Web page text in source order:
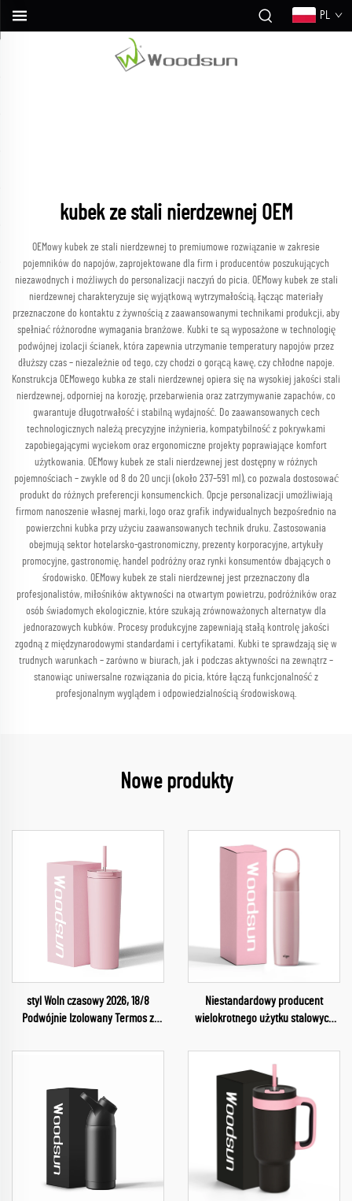
PL
kubek ze stali nierdzewnej OEM
OEMowy kubek ze stali nierdzewnej to premiumowe rozwiązanie w zakresie
pojemników do napojów, zaprojektowane dla firm i producentów poszukujących
niezawodnych i możliwych do personalizacji naczyń do picia. OEMowy kubek ze stali
nierdzewnej charakteryzuje się wyjątkową wytrzymałością, łącząc materiały
przeznaczone do kontaktu z żywnością z zaawansowanymi technikami produkcji, aby
spełniać różnorodne wymagania branżowe. Kubki te są wyposażone w technologię
podwójnej izolacji ścianek, która zapewnia utrzymanie temperatury napojów przez
dłuższy czas – niezależnie od tego, czy chodzi o gorącą kawę, czy chłodne napoje.
Konstrukcja OEMowego kubka ze stali nierdzewnej opiera się na wysokiej jakości stali
nierdzewnej, odporniej na korozję, przebarwienia oraz zatrzymywanie zapachów, co
gwarantuje długotrwałość i stabilną wydajność. Do zaawansowanych cech
technologicznych należą precyzyjne inżynieria, kompatybilność z pokrywkami
zapobiegającymi wyciekom oraz ergonomiczne projekty poprawiające komfort
użytkowania. OEMowy kubek ze stali nierdzewnej jest dostępny w różnych
pojemnościach – zwykle od 8 do 20 uncji (około 237–591 ml), co pozwala dostosować
produkt do różnych preferencji konsumenckich. Opcje personalizacji umożliwiają
firmom nanoszenie własnej marki, logo oraz grafik indywidualnych bezpośrednio na
powierzchni kubka przy użyciu zaawansowanych technik druku. Zastosowania
obejmują sektor hotelarsko-gastronomiczny, prezenty korporacyjne, artykuły
promocyjne, gastronomię, handel podróżny oraz rynki konsumentów dbających o
środowisko. OEMowy kubek ze stali nierdzewnej jest przeznaczony dla
profesjonalistów, miłośników aktywności na otwartym powietrzu, podróżników oraz
osób świadomych ekologicznie, które szukają zrównoważonych alternatyw dla
jednorazowych kubków. Procesy produkcyjne zapewniają stałą kontrolę jakości
zgodną z międzynarodowymi standardami i certyfikatami. Kubki te sprawdzają się w
trudnych warunkach – zarówno w biurach, jak i podczas aktywności na zewnątrz –
stanowiąc uniwersalne rozwiązania do picia, które łączą funkcjonalność z
profesjonalnym wyglądem i odpowiedzialnością środowiskową.
Nowe produkty
styl Woln czasowy 2026, 18/8
Podwójnie Izolowany Termos z
Niestandardowy producent
wielokrotnego użytku stalowych